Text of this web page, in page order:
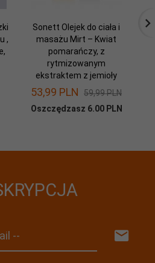
,
Sonett Olejek do ciała i
masażu Mirt – Kwiat
pomarańczy, z
rytmizowanym
ekstraktem z jemioły
53,99 PLN
59,99 PLN
Oszczędzasz 6.00 PLN
--